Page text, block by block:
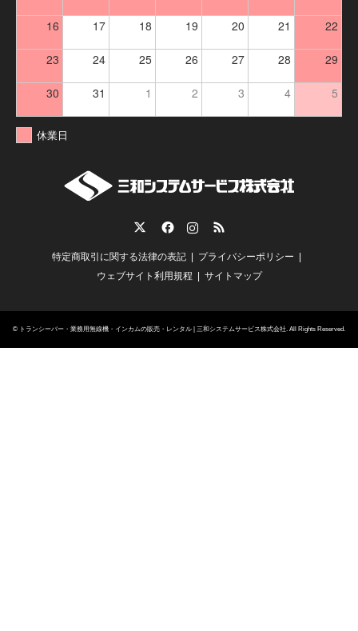
16 17 18 19 20 21 22
23 24 25 26 27 28 29
30 31 1 2 3 4 5
休業日
RSS
特定商取引に関する法律の表記
プライバシーポリシー
ウェブサイト利用規程
サイトマップ
© トランシーバー・業務用無線機・インカムの販売・レンタル | 三和システムサービス株式会社. All Rights Reserved.